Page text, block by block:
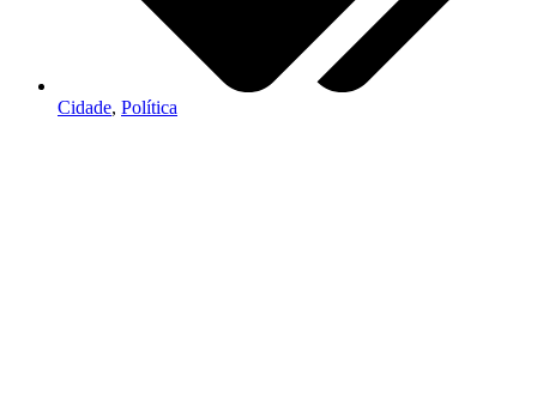
Cidade, Política